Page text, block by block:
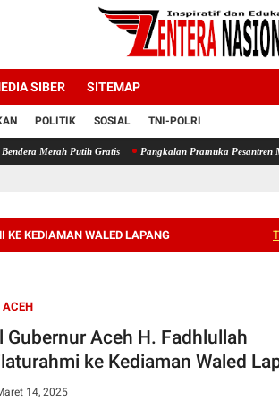
SIBER SITEMAP
POLITIK SOSIAL TNI-POLRI
Gratis Pangkalan Pramuka Pesantren Modern
KE KEDIAMAN WALED LAPANG
ACEH
Gubernur Aceh H. Fadhlullah
ke Kediaman Waled
14, 2025